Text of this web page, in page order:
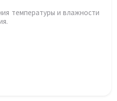
температуры и влажности